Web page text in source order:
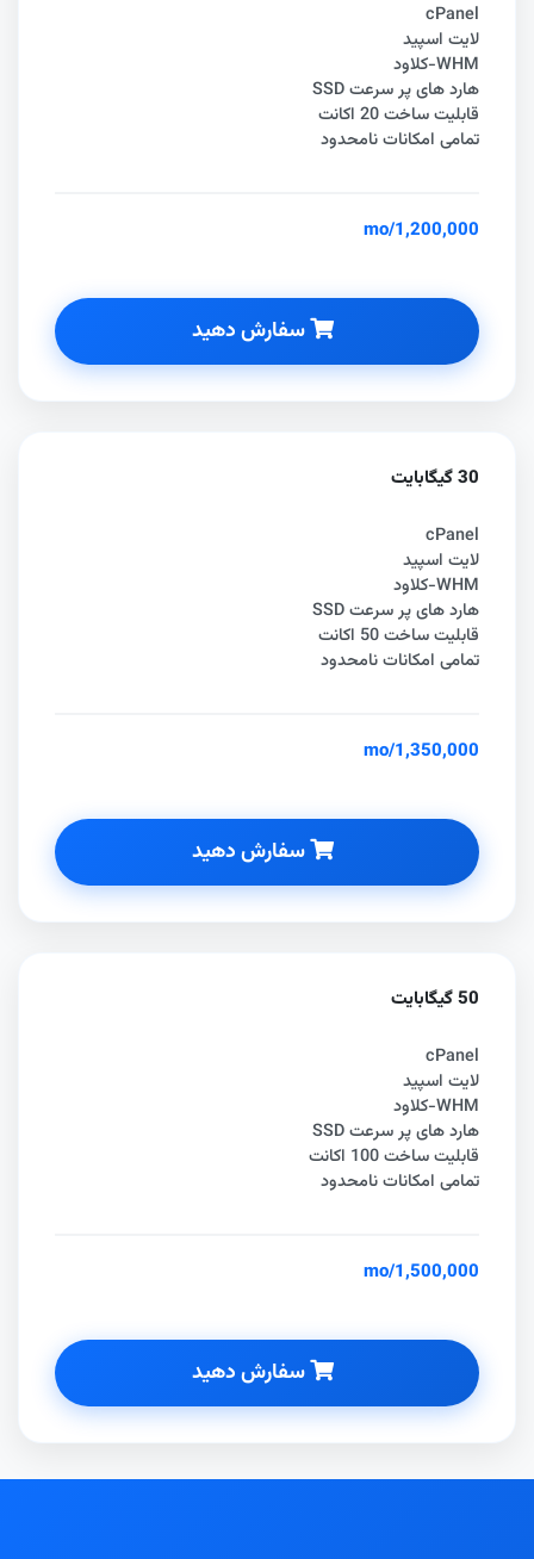
cPanel
لایت اسپید
WHM-کلاود
هارد های پر سرعت SSD
قابلیت ساخت 20 اکانت
تمامی امکانات نامحدود
1,200,000
/mo
سفارش دهید
30 گیگابایت
cPanel
لایت اسپید
WHM-کلاود
هارد های پر سرعت SSD
قابلیت ساخت 50 اکانت
تمامی امکانات نامحدود
1,350,000
/mo
سفارش دهید
50 گیگابایت
cPanel
لایت اسپید
WHM-کلاود
هارد های پر سرعت SSD
قابلیت ساخت 100 اکانت
تمامی امکانات نامحدود
1,500,000
/mo
سفارش دهید